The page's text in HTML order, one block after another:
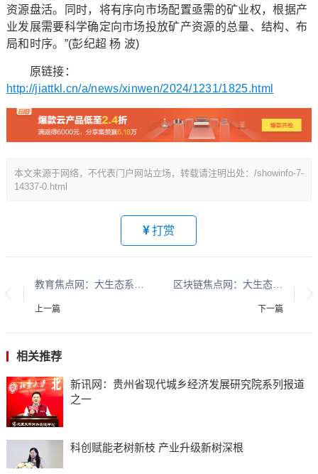
资源盘活。同时，将有序向市场配置亟需的矿业权，根据产
业发展需要科学确定向市场投放矿产资源的总量、结构、布
局和时序。”(彭纪超 杨 波)
原链接：
http://jiattkl.cn/a/news/xinwen/2024/1231/1825.html
本文来源于网络，不代表门户网站立场，转载请注明出处：/showinfo-7-
14337-0.html
打赏
上一篇
区块链焦点网：大生态系列报道： 贵州大生态系列报道之二十五
下一篇
相关推荐
新讯网：贵州省现代城乡经济发展研究院系列报道
之一
科创赋能老树新枝 产业升级新树深根